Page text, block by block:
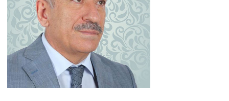
Sivil Toplum
Kültür - Sanat
Ekonomi